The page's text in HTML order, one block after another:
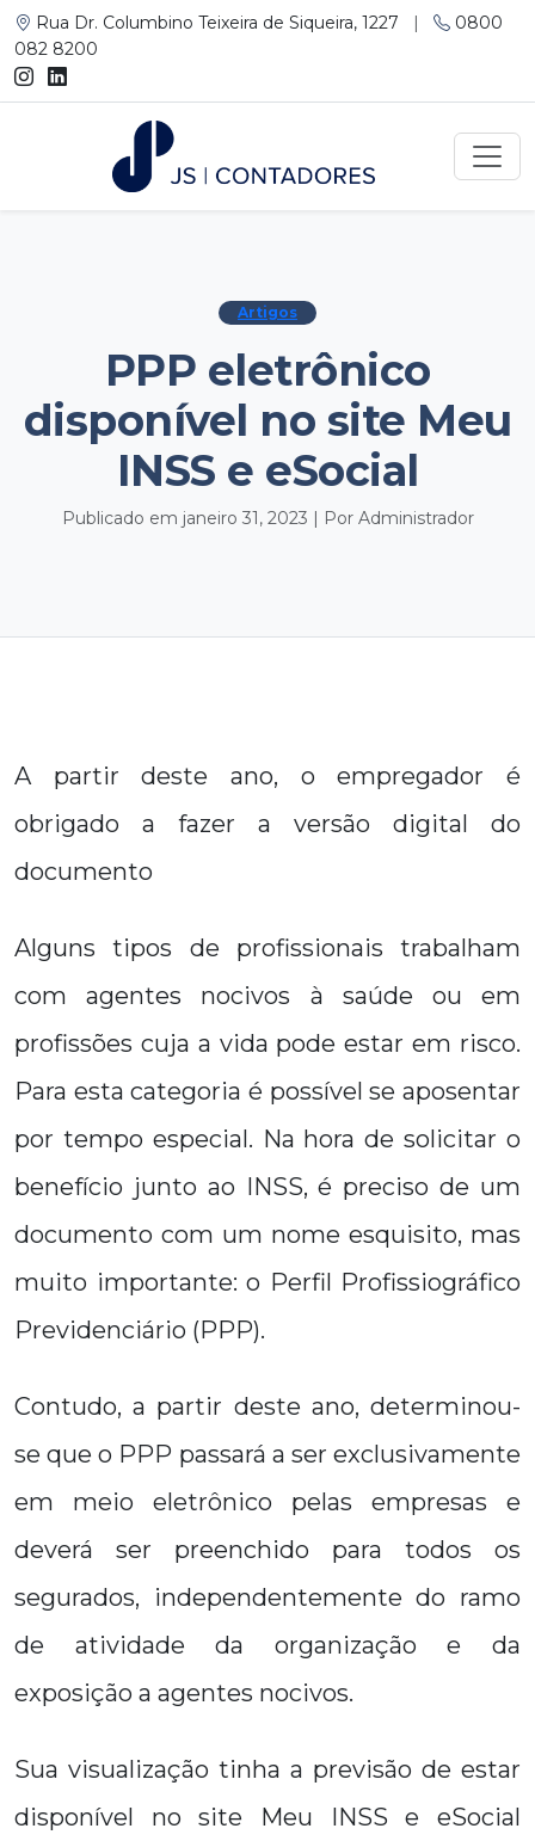
Rua Dr. Columbino Teixeira de Siqueira, 1227 |
0800
082 8200
Artigos
PPP eletrônico
disponível no site Meu
INSS e eSocial
Publicado em janeiro 31, 2023 | Por Administrador
A partir deste ano, o empregador é
obrigado a fazer a versão digital do
documento
Alguns tipos de profissionais trabalham
com agentes nocivos à saúde ou em
profissões cuja a vida pode estar em risco.
Para esta categoria é possível se aposentar
por tempo especial. Na hora de solicitar o
benefício junto ao INSS, é preciso de um
documento com um nome esquisito, mas
muito importante: o Perfil Profissiográfico
Previdenciário (PPP).
Contudo, a partir deste ano, determinou-
se que o PPP passará a ser exclusivamente
em meio eletrônico pelas empresas e
deverá ser preenchido para todos os
segurados, independentemente do ramo
de atividade da organização e da
exposição a agentes nocivos.
Sua visualização tinha a previsão de estar
disponível no site Meu INSS e eSocial